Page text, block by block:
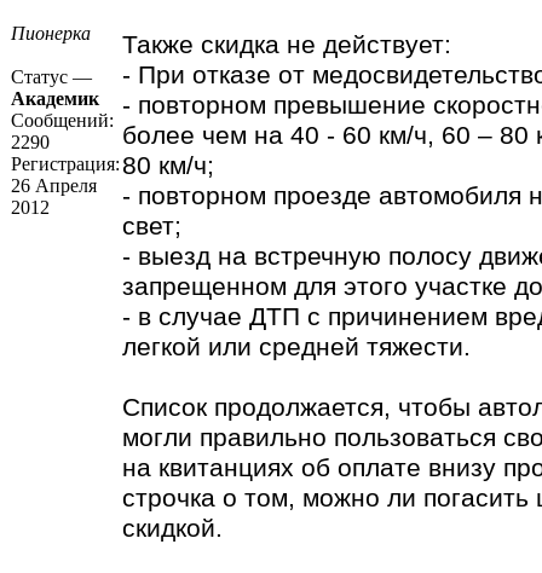
Пионерка
Статус —
Академик
Сообщений:
2290
Регистрация:
26 Апреля
2012
Также скидка не действует:
- При отказе от
- повторном превышение
более чем на 40 - 60 км/ч, 60 – 80
80 км/ч;
- повторном проезде автомобиля
свет;
- выезд на встречную полосу
запрещенном для этого участке
- в случае ДТП с причинением
легкой или средней тяжести.
Список продолжается, чтобы
могли правильно пользоваться
на квитанциях об оплате внизу
строчка о том, можно ли
скидкой.